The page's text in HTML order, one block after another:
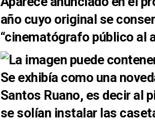
año cuyo original se
“cinematógrafo público al
Se exhibía como una
Santos Ruano, es decir al
se solían instalar las